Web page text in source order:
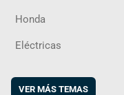
Honda
Eléctricas
VER MÁS TEMAS